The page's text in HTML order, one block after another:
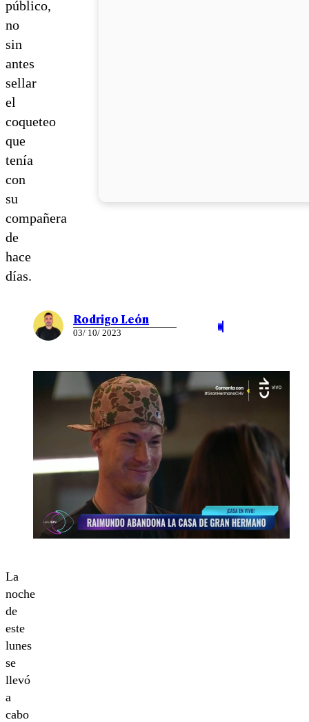
público,
no
sin
antes
sellar
el
coqueteo
que
tenía
con
su
compañera
de
hace
días.
Rodrigo León
03/ 10/ 2023
La
noche
de
este
lunes
se
llevó
a
cabo